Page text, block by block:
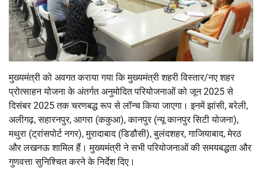
मुख्यमंत्री को अवगत कराया गया कि मुख्यमंत्री शहरी विस्तार/नए शहर
प्रोत्साहन योजना के अंतर्गत अनुमोदित परियोजनाओं को जून 2025 से
दिसंबर 2025 तक चरणबद्ध रूप से लॉन्च किया जाएगा। इनमें झांसी, बरेली,
अलीगढ़, सहारनपुर, आगरा (ककुआ), कानपुर (न्यू कानपुर सिटी योजना),
मथुरा (ट्रांसपोर्ट नगर), मुरादाबाद (डिडौसी), बुलंदशहर, गाजियाबाद, मेरठ
और लखनऊ शामिल हैं। मुख्यमंत्री ने सभी परियोजनाओं की समयबद्धता और
गुणवत्ता सुनिश्चित करने के निर्देश दिए।